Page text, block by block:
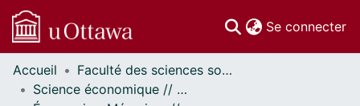
Se connecter
Communautés
et collections
Accueil
Faculté des sciences sociales // Faculty of Social Sciences
Science économique // Economics